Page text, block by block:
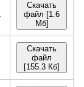
Скачать
файл [1.6
Мб]
Скачать
файл
[155.3 Кб]